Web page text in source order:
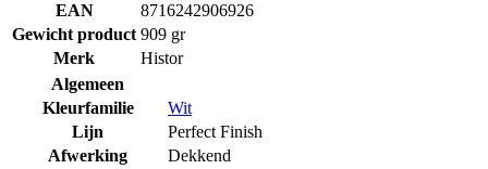
EAN
8716242906926
Gewicht product 909 gr
Merk
Histor
Algemeen
Kleurfamilie
Wit
Lijn
Perfect Finish
Afwerking
Dekkend